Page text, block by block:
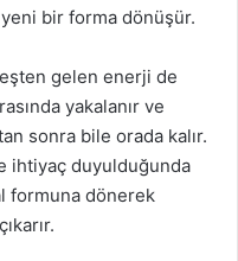
bir forma dönüşür.
gelen enerji de
yakalanır ve
sonra bile orada kalır.
ihtiyaç duyulduğunda
formuna dönerek